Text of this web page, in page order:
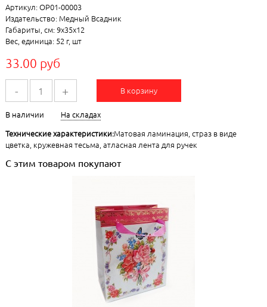
Артикул: ОР01-00003
Издательство: Медный Всадник
Габариты, см: 9x35x12
Вес, единица: 52 г, шт
33.00 руб
- + В корзину
В наличии
На складах
Технические характеристики:Матовая ламинация, страз в виде
цветка, кружевная тесьма, атласная лента для ручек
С этим товаром покупают